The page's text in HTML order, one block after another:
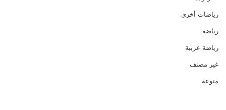
رياضات أخرى
رياضة
رياضة عربية
غير مصنف
منوعة